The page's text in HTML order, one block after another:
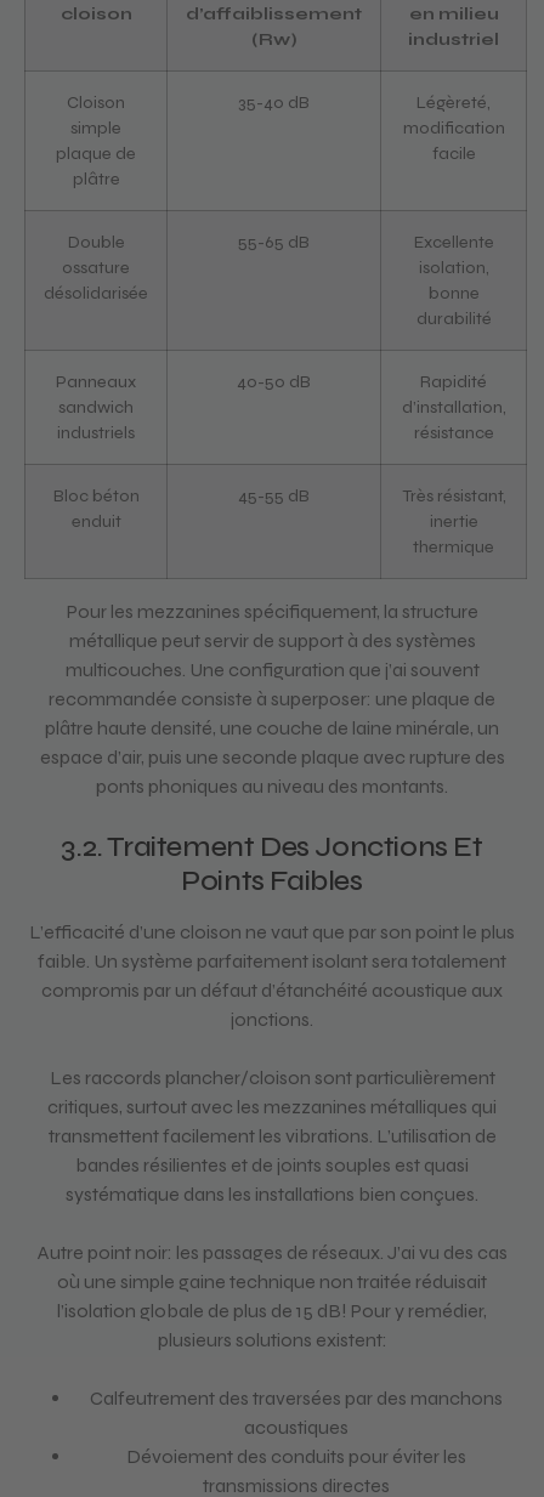
cloison
d’affaiblissement
(Rw)
en milieu
industriel
Cloison
simple
plaque de
plâtre
35-40 dB
Légèreté,
modification
facile
Double
ossature
désolidarisée
55-65 dB
Excellente
isolation,
bonne
durabilité
Panneaux
sandwich
industriels
40-50 dB
Rapidité
d’installation,
résistance
Bloc béton
enduit
45-55 dB
Très résistant,
inertie
thermique
Pour les mezzanines spécifiquement, la structure
métallique peut servir de support à des systèmes
multicouches. Une configuration que j’ai souvent
recommandée consiste à superposer: une plaque de
plâtre haute densité, une couche de laine minérale, un
espace d’air, puis une seconde plaque avec rupture des
ponts phoniques au niveau des montants.
3.2. Traitement Des Jonctions Et
Points Faibles
L’efficacité d’une cloison ne vaut que par son point le plus
faible. Un système parfaitement isolant sera totalement
compromis par un défaut d’étanchéité acoustique aux
jonctions.
Les raccords plancher/cloison sont particulièrement
critiques, surtout avec les mezzanines métalliques qui
transmettent facilement les vibrations. L’utilisation de
bandes résilientes et de joints souples est quasi
systématique dans les installations bien conçues.
Autre point noir: les passages de réseaux. J’ai vu des cas
où une simple gaine technique non traitée réduisait
l’isolation globale de plus de 15 dB! Pour y remédier,
plusieurs solutions existent:
Calfeutrement des traversées par des manchons
acoustiques
Dévoiement des conduits pour éviter les
transmissions directes